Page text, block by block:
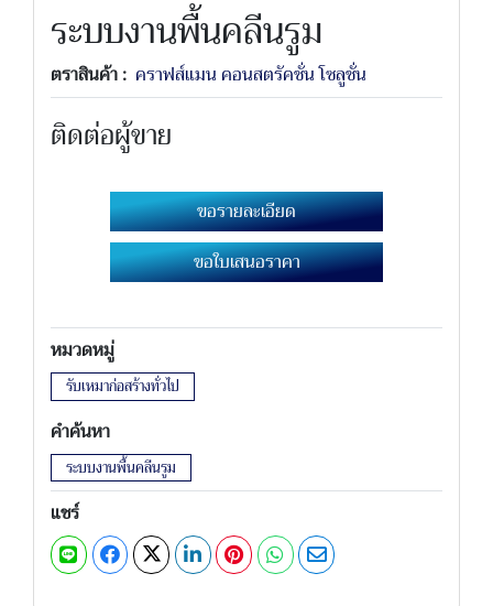
ระบบงานพื้นคลีนรูม
ตราสินค้า : คราฟส์แมน คอนสตรัคชั่น โซลูชั่น
ติดต่อผู้ขาย
ขอรายละเอียด
ขอใบเสนอราคา
หมวดหมู่
รับเหมาก่อสร้างทั่วไป
คำค้นหา
ระบบงานพื้นคลีนรูม
แชร์